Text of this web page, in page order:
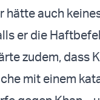
hätte auch
er die
zudem, dass
mit einem